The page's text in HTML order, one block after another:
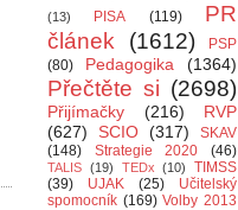
(13)
PISA (119)
PR
článek
(1612)
PSP
(80)
Pedagogika (1364)
Přečtěte si (2698)
Přijímačky (216)
RVP
(627)
SCIO (317)
SKAV
(148)
Strategie 2020 (46)
TALIS (19) TEDx (10)
TIMSS
(39)
UJAK (25)
Učitelský
spomocník (169) Volby 2013